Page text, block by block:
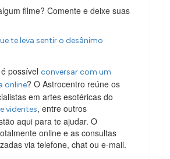
filme? Comente e deixe suas
te leva sentir o desânimo
é possívelconversar com um
online? O Astrocentro reúne os
em artes esotéricas do
videntes, entre outros
aqui para te ajudar. O
online e as consultas
via telefone, chat ou e-mail.